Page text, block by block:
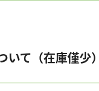
て（在庫僅少）